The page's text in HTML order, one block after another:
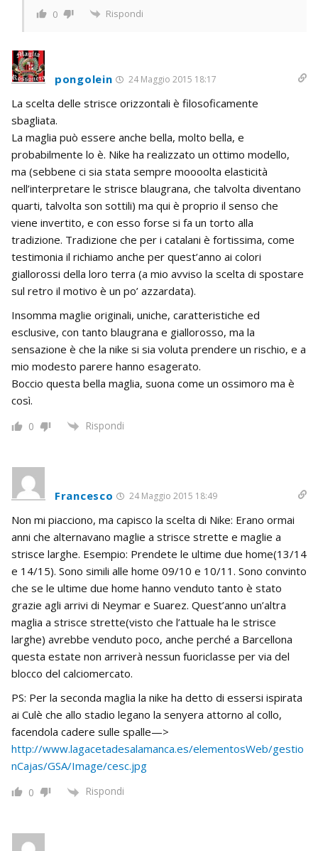
0 Rispondi
pongolein 24 Maggio 2015 18:17
La scelta delle strisce orizzontali è filosoficamente
sbagliata.
La maglia può essere anche bella, molto bella, e
probabilmente lo è. Nike ha realizzato un ottimo modello,
ma (sebbene ci sia stata sempre moooolta elasticità
nell’interpretare le strisce blaugrana, che talvolta diventano
quarti, talvolta son sottili) ma qui è proprio il senso che
viene invertito, e con esso forse si fa un torto alla
tradizione. Tradizione che per i catalani è fortissima, come
testimonia il richiamo anche per quest’anno ai colori
giallorossi della loro terra (a mio avviso la scelta di spostare
sul retro il motivo è un po’ azzardata).
Insomma maglie originali, uniche, caratteristiche ed
esclusive, con tanto blaugrana e giallorosso, ma la
sensazione è che la nike si sia voluta prendere un rischio, e a
mio modesto parere hanno esagerato.
Boccio questa bella maglia, suona come un ossimoro ma è
così.
0 Rispondi
Francesco 24 Maggio 2015 18:49
Non mi piacciono, ma capisco la scelta di Nike: Erano ormai
anni che alternavano maglie a strisce strette e maglie a
strisce larghe. Esempio: Prendete le ultime due home(13/14
e 14/15). Sono simili alle home 09/10 e 10/11. Sono convinto
che se le ultime due home hanno venduto tanto è stato
grazie agli arrivi di Neymar e Suarez. Quest’anno un’altra
maglia a strisce strette(visto che l’attuale ha le strisce
larghe) avrebbe venduto poco, anche perché a Barcellona
questa estate non arriverà nessun fuoriclasse per via del
blocco del calciomercato.
PS: Per la seconda maglia la nike ha detto di essersi ispirata
ai Culè che allo stadio legano la senyera attorno al collo,
facendola cadere sulle spalle—>
http://www.lagacetadesalamanca.es/elementosWeb/gestio
nCajas/GSA/Image/cesc.jpg
0 Rispondi